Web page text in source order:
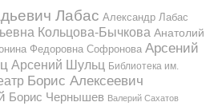
Лабас Александр Лабас
Кольцова-Бычкова Анатолий
Федоровна Софронова Арсений
Арсений Шульц Библиотека им.
Борис Алексеевич
Борис Чернышев Валерий Сахатов